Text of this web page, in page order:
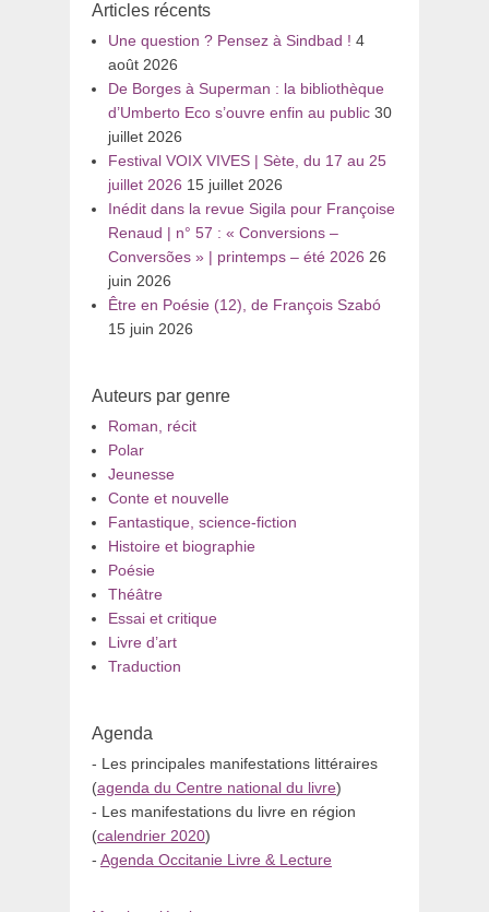
Articles récents
Une question ? Pensez à Sindbad ! 4
août 2026
De Borges à Superman : la bibliothèque
d’Umberto Eco s’ouvre enfin au public 30
juillet 2026
Festival VOIX VIVES | Sète, du 17 au 25
juillet 2026 15 juillet 2026
Inédit dans la revue Sigila pour Françoise
Renaud | n° 57 : « Conversions –
Conversões » | printemps – été 2026 26
juin 2026
Être en Poésie (12), de François Szabó
15 juin 2026
Auteurs par genre
Roman, récit
Polar
Jeunesse
Conte et nouvelle
Fantastique, science-fiction
Histoire et biographie
Poésie
Théâtre
Essai et critique
Livre d’art
Traduction
Agenda
- Les principales manifestations littéraires
(agenda du Centre national du livre)
- Les manifestations du livre en région
(calendrier 2020)
- Agenda Occitanie Livre & Lecture